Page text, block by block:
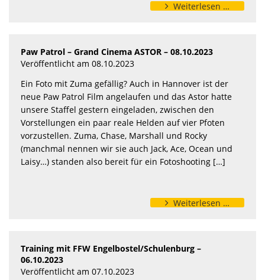
Weiterlesen …
Paw Patrol – Grand Cinema ASTOR – 08.10.2023
Veröffentlicht am 08.10.2023
Ein Foto mit Zuma gefällig? Auch in Hannover ist der
neue Paw Patrol Film angelaufen und das Astor hatte
unsere Staffel gestern eingeladen, zwischen den
Vorstellungen ein paar reale Helden auf vier Pfoten
vorzustellen. Zuma, Chase, Marshall und Rocky
(manchmal nennen wir sie auch Jack, Ace, Ocean und
Laisy…) standen also bereit für ein Fotoshooting […]
Weiterlesen …
Training mit FFW Engelbostel/Schulenburg –
06.10.2023
Veröffentlicht am 07.10.2023